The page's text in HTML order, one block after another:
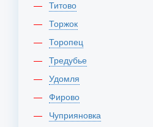
Титово
Торжок
Торопец
Тредубье
Удомля
Фирово
Чуприяновка